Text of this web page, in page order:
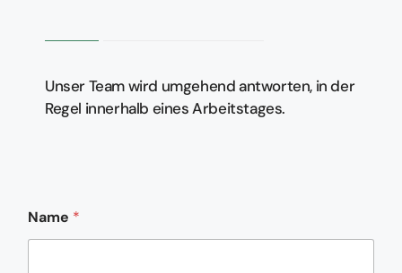
Unser Team wird umgehend antworten, in der
Regel innerhalb eines Arbeitstages.
Name *